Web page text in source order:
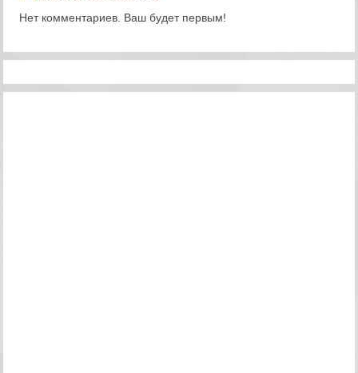
Нет комментариев. Ваш будет первым!